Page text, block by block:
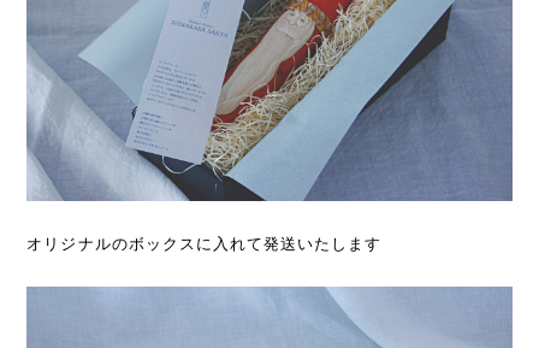
オリジナルのボックスに入れて発送いたします